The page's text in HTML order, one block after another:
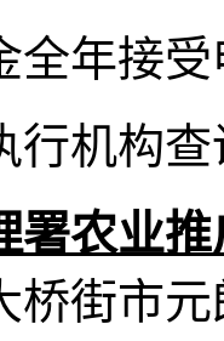
全年接
行机构
署农业
桥街市